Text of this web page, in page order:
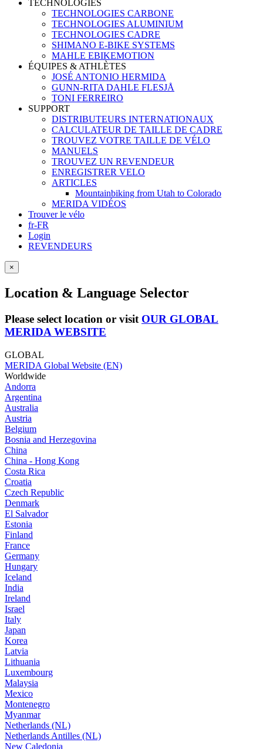
TECHNOLOGIES
TECHNOLOGIES CARBONE
TECHNOLOGIES ALUMINIUM
TECHNOLOGIES CADRE
SHIMANO E-BIKE SYSTEMS
MAHLE EBIKEMOTION
ÉQUIPES & ATHLÈTES
JOSÉ ANTONIO HERMIDA
GUNN-RITA DAHLE FLESJÅ
TONI FERREIRO
SUPPORT
DISTRIBUTEURS INTERNATIONAUX
CALCULATEUR DE TAILLE DE CADRE
TROUVEZ VOTRE TAILLE DE VÉLO
MANUELS
TROUVEZ UN REVENDEUR
ENREGISTRER VELO
ARTICLES
Mountainbiking from Utah to Colorado
MERIDA VIDÉOS
Trouver le vélo
fr-FR
Login
REVENDEURS
×
Location & Language Selector
Please select location or visit OUR GLOBAL
MERIDA WEBSITE
GLOBAL
MERIDA Global Website (EN)
Worldwide
Andorra
Argentina
Australia
Austria
Belgium
Bosnia and Herzegovina
China
China - Hong Kong
Costa Rica
Croatia
Czech Republic
Denmark
El Salvador
Estonia
Finland
France
Germany
Hungary
Iceland
India
Ireland
Israel
Italy
Japan
Korea
Latvia
Lithuania
Luxembourg
Malaysia
Mexico
Montenegro
Myanmar
Netherlands (NL)
Netherlands Antilles (NL)
New Caledonia